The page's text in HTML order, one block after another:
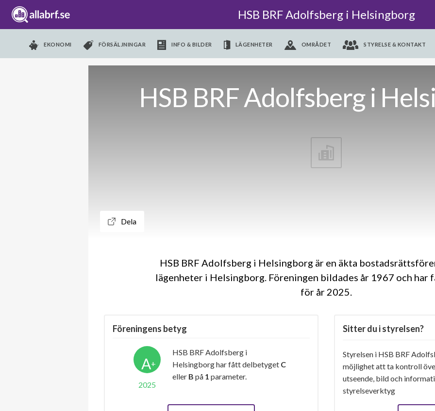
HSB BRF Adolfsberg i Helsingborg
EKONOMI FÖRSÄLJNINGAR INFO & BILDER LÄGENHETER OMRÅDET STYRELSE & KONTAKT
HSB BRF Adolfsberg i
Dela
HSB BRF Adolfsberg i Helsingborg är en äkta
lägenheter i Helsingborg. Föreningen bildades år 1967 och har
för år 2025
Föreningens betyg
A+
2025
HSB BRF Adolfsberg i
Helsingborg har fått delbetyget C
eller B på 1 parameter.
Sitter du i styrelsen?
Styrelsen i HSB BRF
möjlighet att ta kontroll
utseende, bild och
styrelseverktyg